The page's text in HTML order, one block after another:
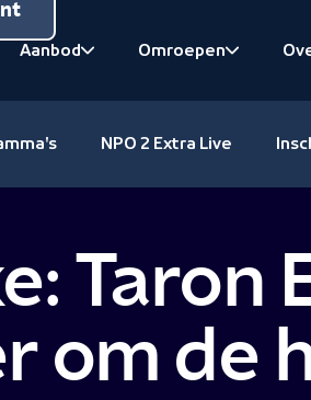
Aanbod
Omroepen
NPO 2 Extra Live
om de